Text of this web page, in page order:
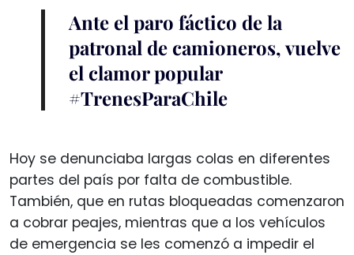
Ante el paro fáctico de la
patronal de camioneros, vuelve
el clamor popular
#TrenesParaChile
Hoy se denunciaba largas colas en diferentes
partes del país por falta de combustible.
También, que en rutas bloqueadas comenzaron
a cobrar peajes, mientras que a los vehículos
de emergencia se les comenzó a impedir el